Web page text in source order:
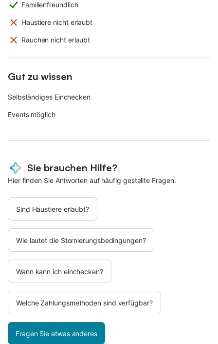
Familienfreundlich
Haustiere nicht erlaubt
Rauchen nicht erlaubt
Gut zu wissen
Selbständiges Einchecken
Events möglich
Sie brauchen Hilfe?
Hier finden Sie Antworten auf häufig gestellte Fragen.
Sind Haustiere erlaubt?
Wie lautet die Stornierungsbedingungen?
Wann kann ich einchecken?
Welche Zahlungsmethoden sind verfügbar?
Fragen Sie etwas anderes